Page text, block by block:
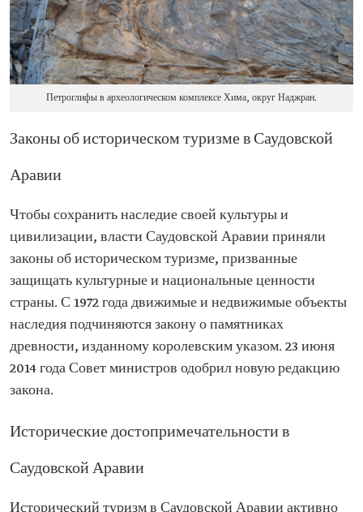
Петроглифы в археологическом комплексе Хима, округ Наджран.
Законы об историческом туризме в Саудовской
Аравии
Чтобы сохранить наследие своей культуры и
цивилизации, власти Саудовской Аравии приняли
законы об историческом туризме, призванные
защищать культурные и национальные ценности
страны. С 1972 года движимые и недвижимые объекты
наследия подчиняются закону о памятниках
древности, изданному королевским указом. 23 июня
2014 года Совет министров одобрил новую редакцию
закона.
Исторические достопримечательности в
Саудовской Аравии
Исторический туризм в Саудовской Аравии активно